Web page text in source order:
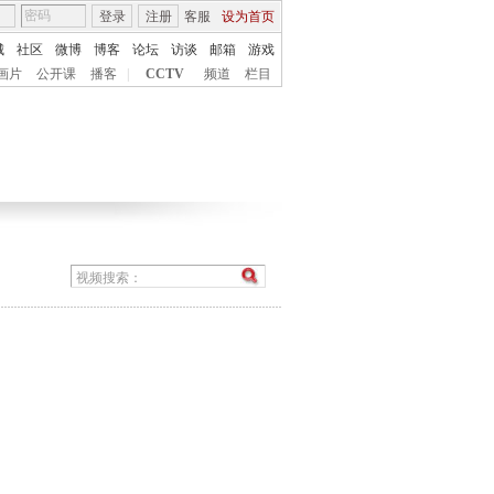
客服 设为首页
登录 注册
社区 微博 博客 论坛 访谈 邮箱
游戏
片
公开课 播客 CCTV 频道 栏目